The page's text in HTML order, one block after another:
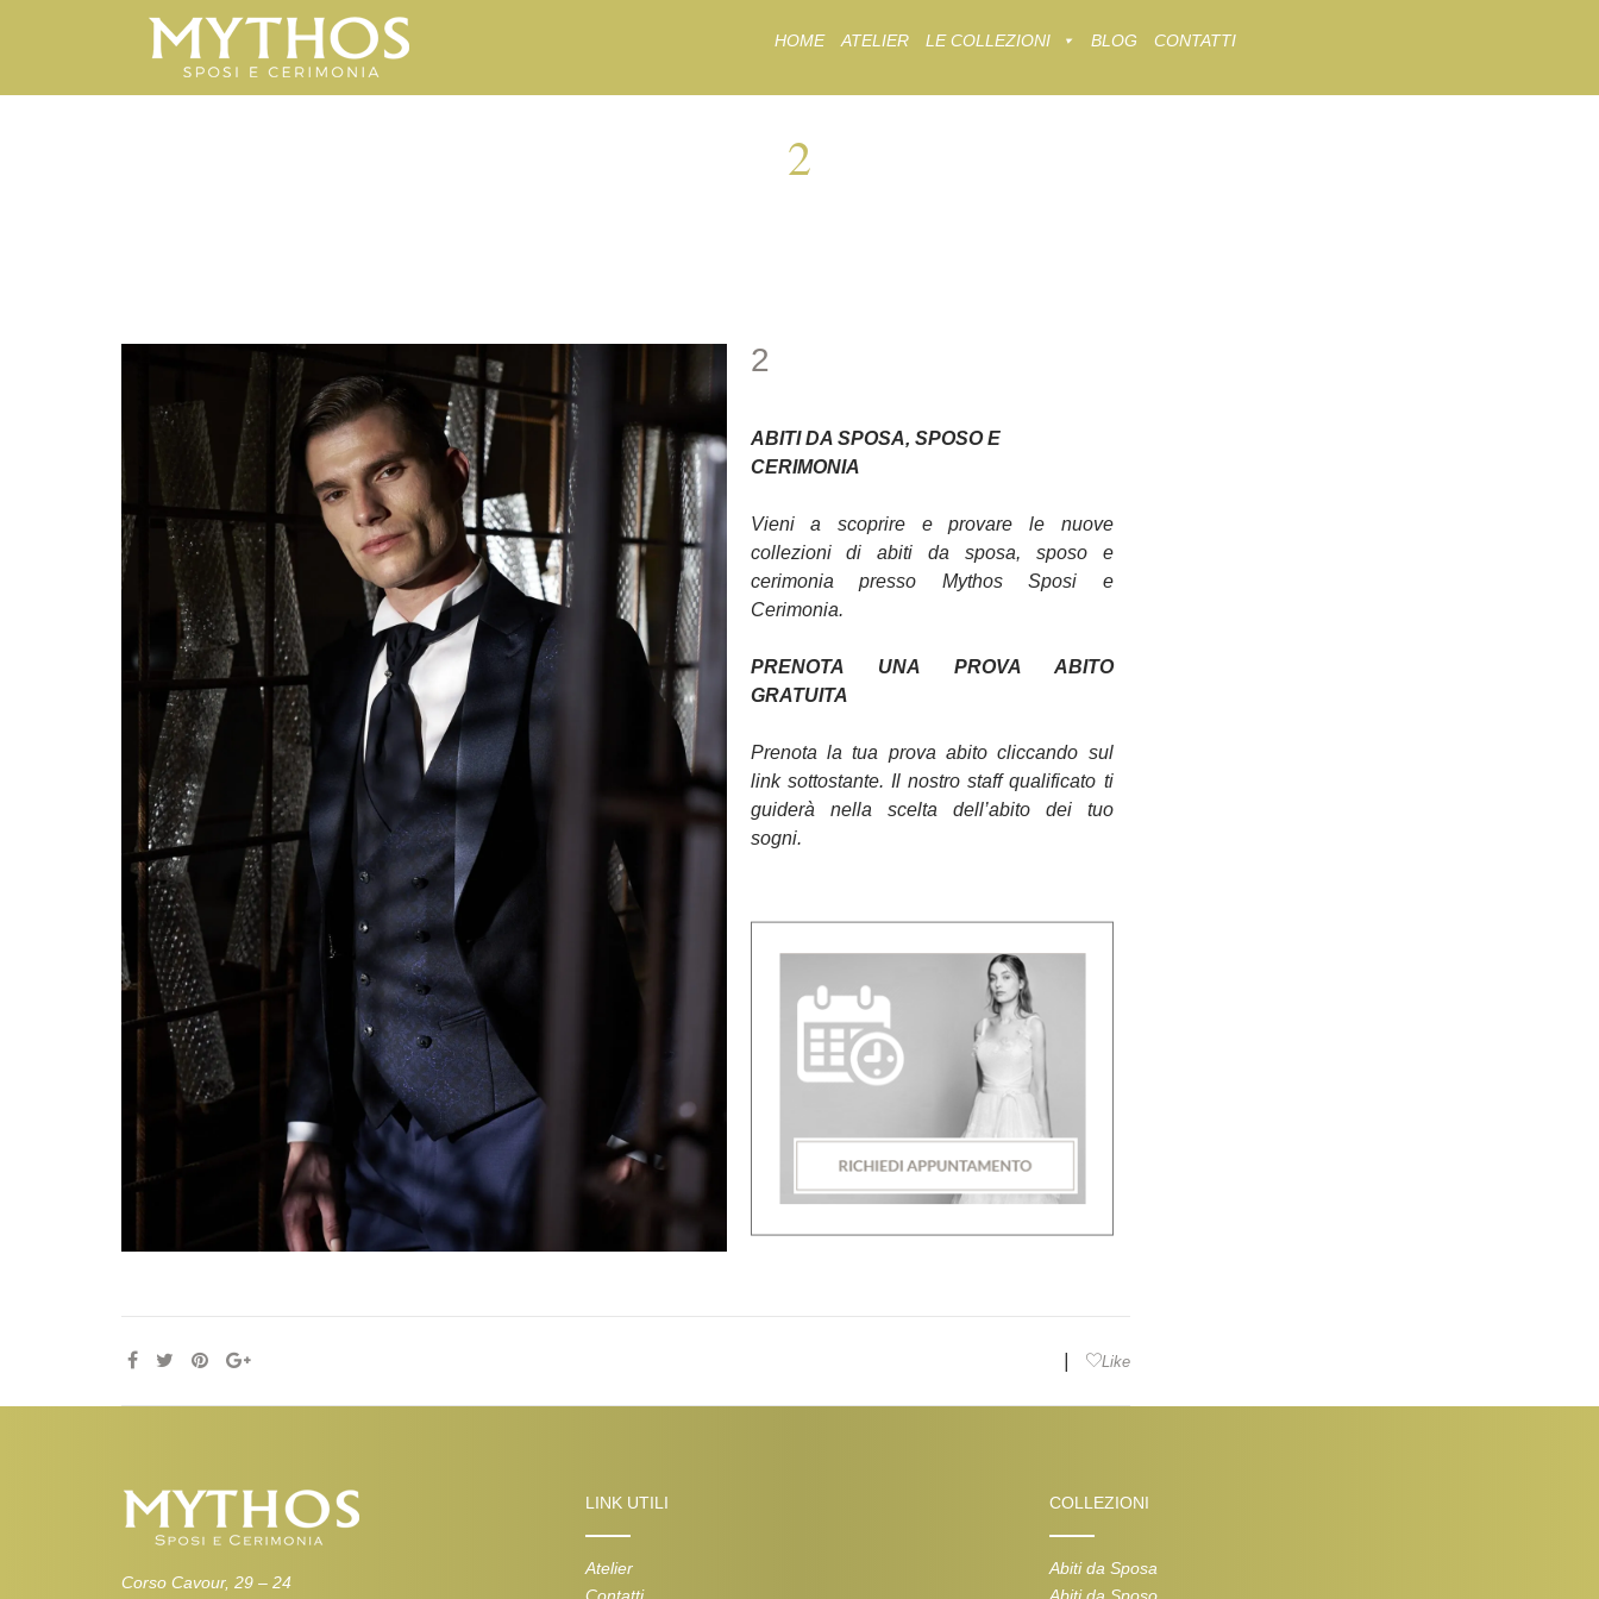
to
HOME ATELIER LE COLLEZIONI BLOG CONTATTI
2
2
ABITI DA SPOSA, SPOSO E
CERIMONIA
Vieni a scoprire e provare le nuove
collezioni di abiti da sposa, sposo e
cerimonia presso Mythos Sposi e
Cerimonia.
PRENOTA UNA PROVA ABITO
GRATUITA
Prenota la tua prova abito cliccando sul
link sottostante. Il nostro staff qualificato ti
guiderà nella scelta dell’abito dei tuo
sogni.
Like
Corso Cavour, 29 – 24
LINK UTILI
Atelier
COLLEZIONI
Abiti da Sposa